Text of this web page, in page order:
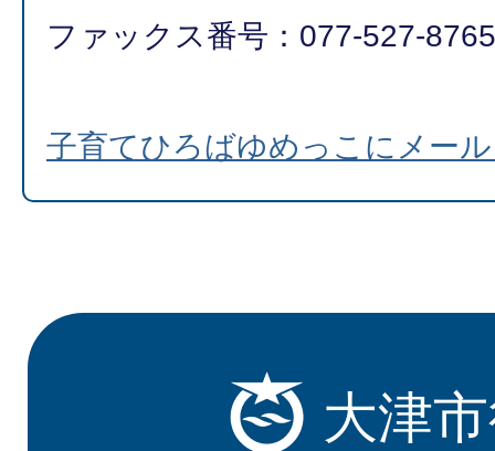
ファックス番号：077-527-8765
子育てひろばゆめっこにメー
大津